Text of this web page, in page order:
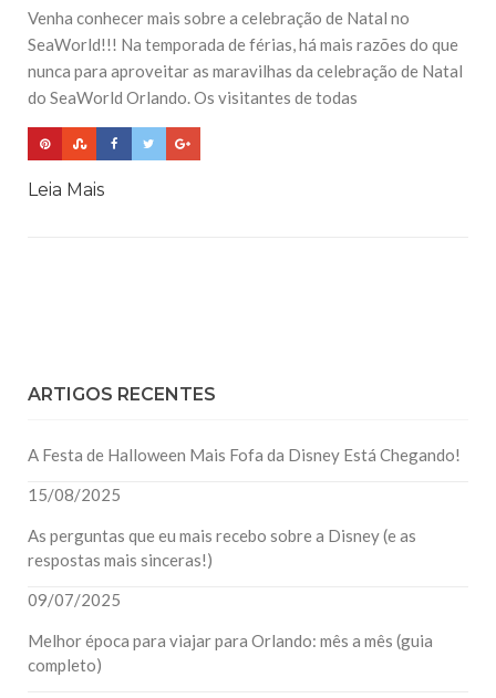
Venha conhecer mais sobre a celebração de Natal no
SeaWorld!!! Na temporada de férias, há mais razões do que
nunca para aproveitar as maravilhas da celebração de Natal
do SeaWorld Orlando. Os visitantes de todas
Leia Mais
ARTIGOS RECENTES
A Festa de Halloween Mais Fofa da Disney Está Chegando!
15/08/2025
As perguntas que eu mais recebo sobre a Disney (e as
respostas mais sinceras!)
09/07/2025
Melhor época para viajar para Orlando: mês a mês (guia
completo)